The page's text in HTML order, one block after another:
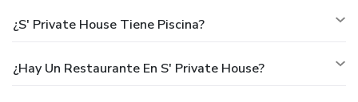
¿S' Private House Tiene Piscina?
¿Hay Un Restaurante En S' Private House?